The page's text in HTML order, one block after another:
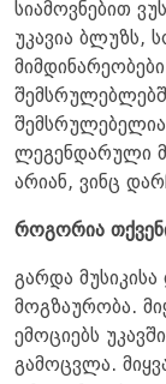
სიამოვნებით
უკავია ბლუზს,
ლეგენდარული
არიან, ვინც
როგორია
გარდა მუსიკისა
მოგზაურობა.
ემოციებს
გამოცვლა.